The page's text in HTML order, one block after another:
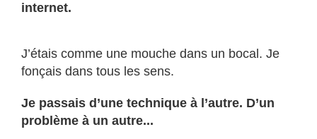
internet.
J’étais comme une mouche dans un bocal. Je
fonçais dans tous les sens.
Je passais d’une technique à l’autre. D’un
problème à un autre...